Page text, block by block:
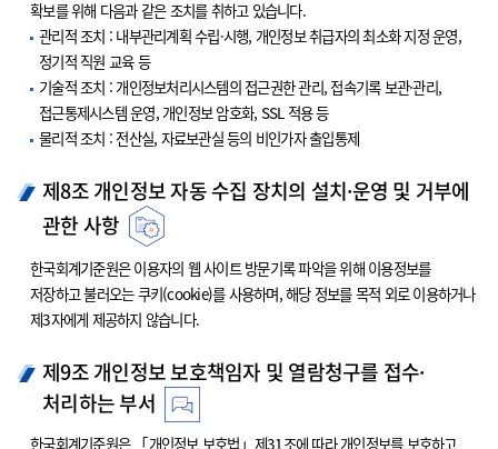
확보를 위해 다음과 같은 조치를 취하고 있습니다.
관리적 조치 : 내부관리계획 수립·시행, 개인정보 취급자의 최소화 지정 운영,
정기적 직원 교육 등
기술적 조치 : 개인정보처리시스템의 접근권한 관리, 접속기록 보관·관리,
접근통제시스템 운영, 개인정보 암호화, SSL 적용 등
물리적 조치 : 전산실, 자료보관실 등의 비인가자 출입통제
제8조 개인정보 자동 수집 장치의 설치·운영 및 거부에
관한 사항
한국회계기준원은 이용자의 웹 사이트 방문기록 파악을 위해 이용정보를
저장하고 불러오는 쿠키(cookie)를 사용하며, 해당 정보를 목적 외로 이용하거나
제3자에게 제공하지 않습니다.
제9조 개인정보 보호책임자 및 열람청구를 접수·
처리하는 부서
한국회계기준원은 「개인정보 보호법」제31조에 따라 개인정보를 보호하고